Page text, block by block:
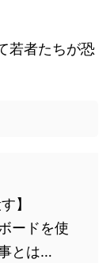
若者たちが恐
】
ードを使
とは…